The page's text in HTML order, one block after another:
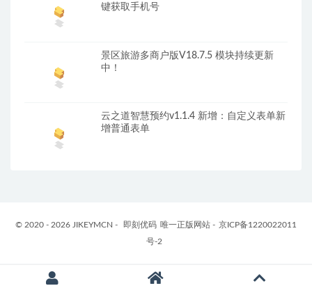
键获取手机号
景区旅游多商户版V18.7.5 模块持续更新
中！
云之道智慧预约v1.1.4 新增：自定义表单新
增普通表单
© 2020 - 2026 JIKEYMCN - 即刻优码 唯一正版网站 - 京ICP备1220022011
号-2